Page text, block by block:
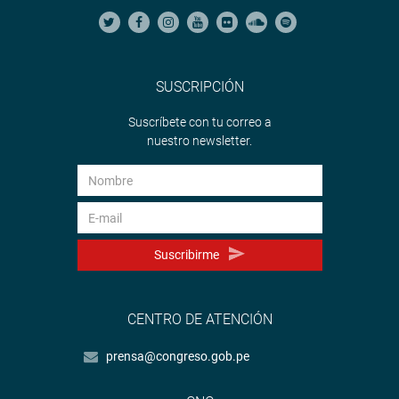
SUSCRIPCIÓN
Suscríbete con tu correo a
nuestro newsletter.
Suscribirme
CENTRO DE ATENCIÓN
prensa@congreso.gob.pe